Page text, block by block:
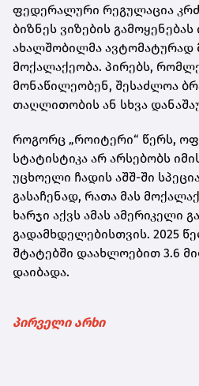
ფედერალური რეგულაცია
ბიზნეს ვიზების
ახალშობილმა ავტომატურად
მოქალაქეობა. პირებს,
მონაწილეობენ, შესაძლოა
თაღლითობის ან სხვა
როგორც „როიტერი“ წერს,
სტატისტიკა არ არსებობს
უცხოელი ჩადის აშშ-ში
გასაჩენად, რათა მას
ხარჯი აქვს ამას ამერიკელი
გადამხდელებისთვის. 2025
შტატებში დაახლოებით 3.6
დაიბადა.
პირველი არხი